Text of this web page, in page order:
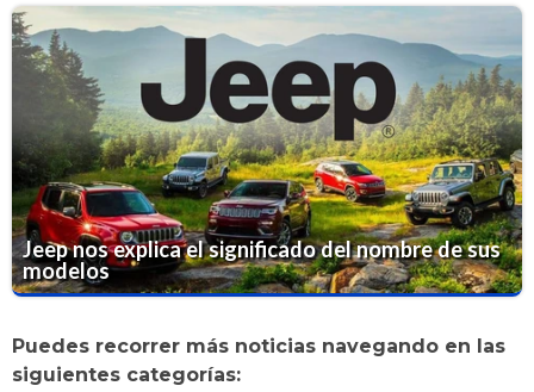
Jeep nos explica el significado del nombre de sus
modelos
Puedes recorrer más noticias navegando en las
siguientes categorías: